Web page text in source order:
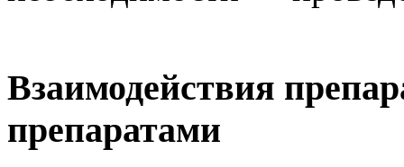
Взаимодействия
препаратами